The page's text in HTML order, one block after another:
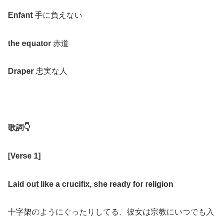
Enfant 手に負えない
the equator 赤道
Draper 忠実な人
歌詞👇
[Verse 1]
Laid out like a crucifix, she ready for religion
十字架のようにぐったりしてる、彼女は宗教にいつでも入